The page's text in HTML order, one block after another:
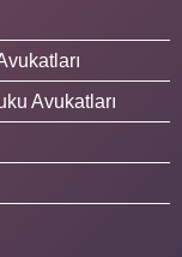
Avukatları